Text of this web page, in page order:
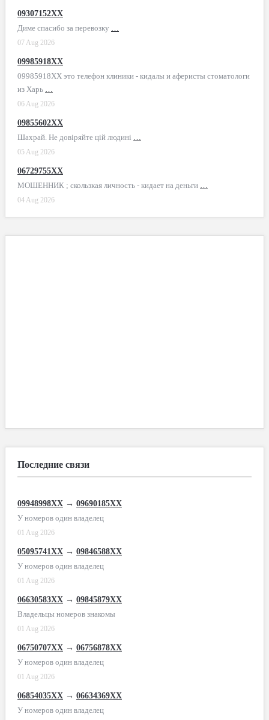
09307152XX
Диме спасибо за перевозку …
07 Aug 2026
09985918XX
09985918XX это телефон клиники - кидалы и аферисты стоматологи
из Харь …
06 Aug 2026
09855602XX
Шахрай. Не довіряйте цій людині …
05 Aug 2026
06729755XX
МОШЕННИК ; скользкая личность - кидает на деньги …
04 Aug 2026
Последние связи
09948998XX → 09690185XX
У номеров один владелец
01 Aug 2026
05095741XX → 09846588XX
У номеров один владелец
01 Aug 2026
06630583XX → 09845879XX
Владельцы номеров знакомы
01 Aug 2026
06750707XX → 06756878XX
У номеров один владелец
01 Aug 2026
06854035XX → 06634369XX
У номеров один владелец